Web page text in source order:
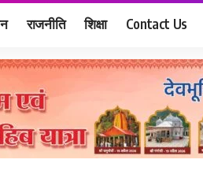
राजनीति शिक्षा Contact Us